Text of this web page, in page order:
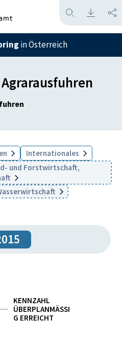
in Österreich
Internationales
und Forstwirtschaft,
KENNZAHL
ÜBERPLANMÄSSIG
ERREICHT